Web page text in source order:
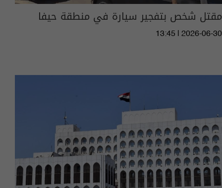
مقتل شخص بتفجير سيارة في منطقة حيفا
13:45 | 2026-06-30